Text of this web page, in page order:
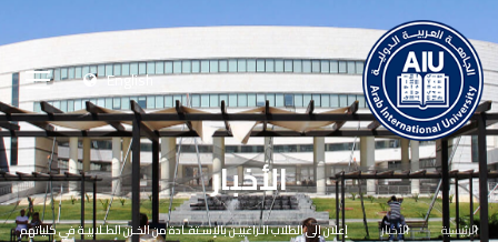
English
الأخبار
الرئيسية الأخبار إعلان إلى الطلاب الـراغبيـن بالإسـتفـادة من الخـزن الطـلابيـة في كلياتهم